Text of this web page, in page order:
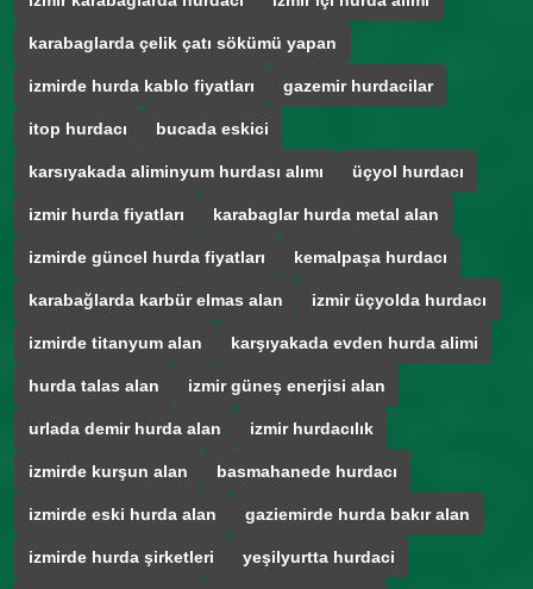
karabaglarda çelik çatı sökümü yapan
izmirde hurda kablo fiyatları gazemir hurdacilar
itop hurdacı bucada eskici
karsıyakada aliminyum hurdası alımı üçyol hurdacı
izmir hurda fiyatları karabaglar hurda metal alan
izmirde güncel hurda fiyatları kemalpaşa hurdacı
karabağlarda karbür elmas alan izmir üçyolda hurdacı
izmirde titanyum alan karşıyakada evden hurda alimi
hurda talas alan izmir güneş enerjisi alan
urlada demir hurda alan izmir hurdacılık
izmirde kurşun alan basmahanede hurdacı
izmirde eski hurda alan gaziemirde hurda bakır alan
izmirde hurda şirketleri yeşilyurtta hurdaci